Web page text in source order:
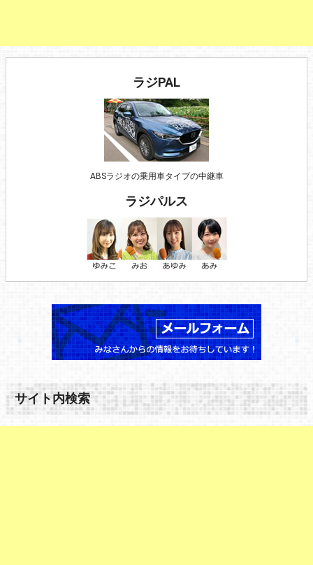
ラジPAL
ABSラジオの乗用車タイプの中継車
ラジパルス
サイト内検索